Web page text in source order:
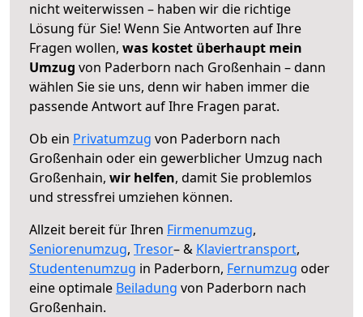
nicht weiterwissen – haben wir die richtige
Lösung für Sie! Wenn Sie Antworten auf Ihre
Fragen wollen, was kostet überhaupt mein
Umzug von Paderborn nach Großenhain – dann
wählen Sie sie uns, denn wir haben immer die
passende Antwort auf Ihre Fragen parat.
Ob ein Privatumzug von Paderborn nach
Großenhain oder ein gewerblicher Umzug nach
Großenhain, wir helfen, damit Sie problemlos
und stressfrei umziehen können.
Allzeit bereit für Ihren Firmenumzug,
Seniorenumzug, Tresor– & Klaviertransport,
Studentenumzug in Paderborn, Fernumzug oder
eine optimale Beiladung von Paderborn nach
Großenhain.